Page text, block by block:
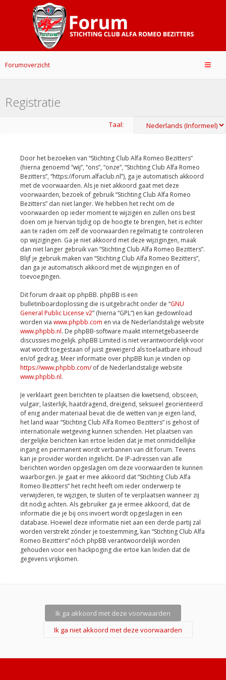
Forumoverzicht
Registratie
Taal:
Door het bezoeken van “Stichting Club Alfa Romeo Bezitters”
(hierna genoemd “wij”, “ons”, “onze”, “Stichting Club Alfa Romeo
Bezitters”, “https://forum.alfaclub.nl”), ga je automatisch akkoord
met de voorwaarden. Als je niet akkoord gaat met deze
voorwaarden, bezoek of gebruik “Stichting Club Alfa Romeo
Bezitters” dan niet langer. We hebben het recht om de
voorwaarden op ieder moment te wijzigen en zullen ons best
doen om je hiervan tijdig op de hoogte te brengen, het is echter
aan te raden om zelf de voorwaarden regelmatig te controleren
op wijzigingen. Ga je niet akkoord met deze wijzigingen, maak
dan niet langer gebruik van “Stichting Club Alfa Romeo Bezitters”.
Blijf je gebruik maken van “Stichting Club Alfa Romeo Bezitters”,
dan ga je automatisch akkoord met de wijzigingen en of
toevoegingen.
Dit forum draait op phpBB. phpBB is een
bulletinboardoplossing die is uitgebracht onder de “GNU
General Public License v2” (hierna “GPL”) en kan gedownload
worden via www.phpbb.com en via de Nederlandstalige website
www.phpbb.nl. De phpBB-software maakt internetgebaseerde
discussies mogelijk. phpBB Limited is niet verantwoordelijk voor
wat wordt toegestaan of juist geweigerd als toelaatbare inhoud
en/of gedrag. Meer informatie over phpBB kun je vinden op
https://www.phpbb.com/of de Nederlandstalige website
www.phpbb.nl.
Je verklaart geen berichten te plaatsen die kwetsend, obsceen,
vulgair, lasterlijk, haatdragend, dreigend, seksueel georiënteerd
of enig ander materiaal bevat die de wetten van je eigen land,
het land waar “Stichting Club Alfa Romeo Bezitters” is gehost of
internationale wetgeving kunnen schenden. Het plaatsen van
dergelijke berichten kan ertoe leiden dat je met onmiddellijke
ingang en permanent wordt verbannen van dit forum. Tevens
kan je provider worden ingelicht. De IP-adressen van alle
berichten worden opgeslagen om deze voorwaarden te kunnen
waarborgen. Je gaat er mee akkoord dat “Stichting Club Alfa
Romeo Bezitters” het recht heeft om ieder onderwerp te
verwijderen, te wijzigen, te sluiten of te verplaatsen wanneer zij
dit nodig achten. Als gebruiker ga je ermee akkoord, dat de
informatie die je bij ons invoert wordt opgeslagen in een
database. Hoewel deze informatie niet aan een derde partij zal
worden verstrekt zónder je toestemming, kan “Stichting Club Alfa
Romeo Bezitters” nóch phpBB verantwoordelijk worden
gehouden voor een hackpoging die ertoe kan leiden dat de
gegevens vrijkomen.